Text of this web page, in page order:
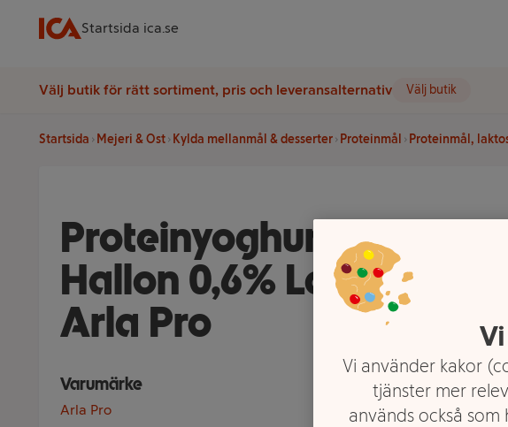
Startsida ica.se
Välj butik för rätt sortiment, pris och leveransalternativ Välj butik
Startsida Mejeri & Ost Kylda mellanmål & desserter Proteinmål Proteinmål,
Proteinyoghurt Persika
Hallon 0,6% Laktosfri
Arla Pro
Varumärke
Arla Pro
Vi använder kakor
tjänster mer
används också